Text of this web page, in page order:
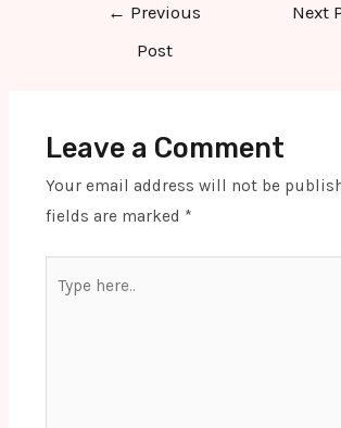
← Previous
Post
Next
Leave a Comment
Your email address will not be
fields are marked *
here..